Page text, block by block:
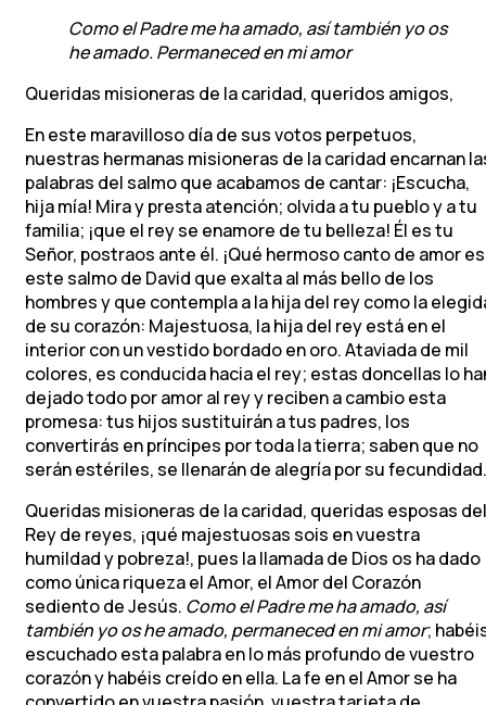
Como el Padre me ha amado, así también yo os
he amado. Permaneced en mi amor
Queridas misioneras de la caridad, queridos amigos,
En este maravilloso día de sus votos perpetuos,
nuestras hermanas misioneras de la caridad encarnan
palabras del salmo que acabamos de cantar: ¡Escucha,
hija mía! Mira y presta atención; olvida a tu pueblo y a tu
familia; ¡que el rey se enamore de tu belleza! Él es tu
Señor, postraos ante él. ¡Qué hermoso canto de amor es
este salmo de David que exalta al más bello de los
hombres y que contempla a la hija del rey como la
de su corazón: Majestuosa, la hija del rey está en el
interior con un vestido bordado en oro. Ataviada de mil
colores, es conducida hacia el rey; estas doncellas lo
dejado todo por amor al rey y reciben a cambio esta
promesa: tus hijos sustituirán a tus padres, los
convertirás en príncipes por toda la tierra; saben que no
serán estériles, se llenarán de alegría por su fecundidad.
Queridas misioneras de la caridad, queridas esposas del
Rey de reyes, ¡qué majestuosas sois en vuestra
humildad y pobreza!, pues la llamada de Dios os ha dado
como única riqueza el Amor, el Amor del Corazón
sediento de Jesús. Como el Padre me ha amado, así
también yo os he amado, permaneced en mi amor;
escuchado esta palabra en lo más profundo de vuestro
corazón y habéis creído en ella. La fe en el Amor se ha